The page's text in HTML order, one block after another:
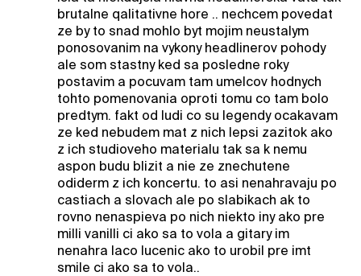
brutalne qalitativne hore .. nechcem povedat
ze by to snad mohlo byt mojim neustalym
ponosovanim na vykony headlinerov pohody
ale som stastny ked sa posledne roky
postavim a pocuvam tam umelcov hodnych
tohto pomenovania oproti tomu co tam bolo
predtym. fakt od ludi co su legendy ocakavam
ze ked nebudem mat z nich lepsi zazitok ako
z ich studioveho materialu tak sa k nemu
aspon budu blizit a nie ze znechutene
odiderm z ich koncertu. to asi nenahravaju po
castiach a slovach ale po slabikach ak to
rovno nenaspieva po nich niekto iny ako pre
milli vanilli ci ako sa to vola a gitary im
nenahra laco lucenic ako to urobil pre imt
smile ci ako sa to vola..